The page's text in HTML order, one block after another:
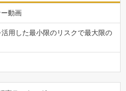
動画
用した最小限のリスクで最大限の